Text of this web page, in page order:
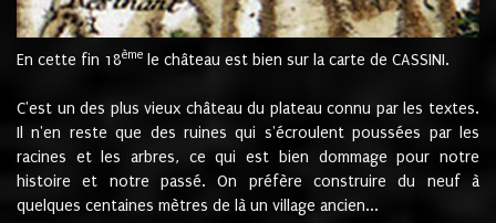
En cette fin 18ème le château est bien sur la carte de CASSINI.
C'est un des plus vieux château du plateau connu par les textes.
Il n'en reste que des ruines qui s'écroulent poussées par les
racines et les arbres, ce qui est bien dommage pour notre
histoire et notre passé. On préfère construire du neuf à
quelques centaines mètres de là un village ancien...